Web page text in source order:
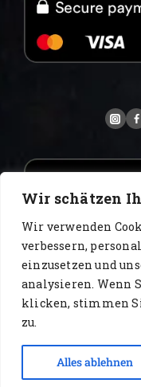
Wir schätzen
Wir verwenden
verbessern,
einzusetzen und
analysieren. Wenn
klicken, stimmen
zu.
Alles ablehnen
www.AlbertoIT.com 2026
Kontakt
Open